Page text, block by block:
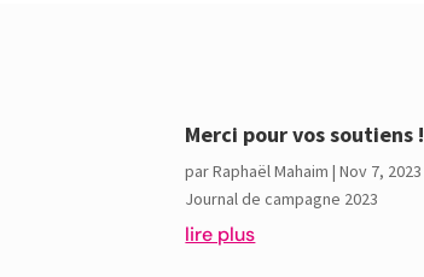
Merci pour vos soutiens !
parRaphaël Mahaim |Nov 7, 2023
Journal de campagne 2023
lire plus